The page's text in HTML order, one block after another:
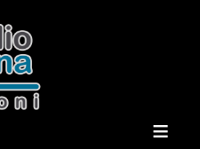
≡